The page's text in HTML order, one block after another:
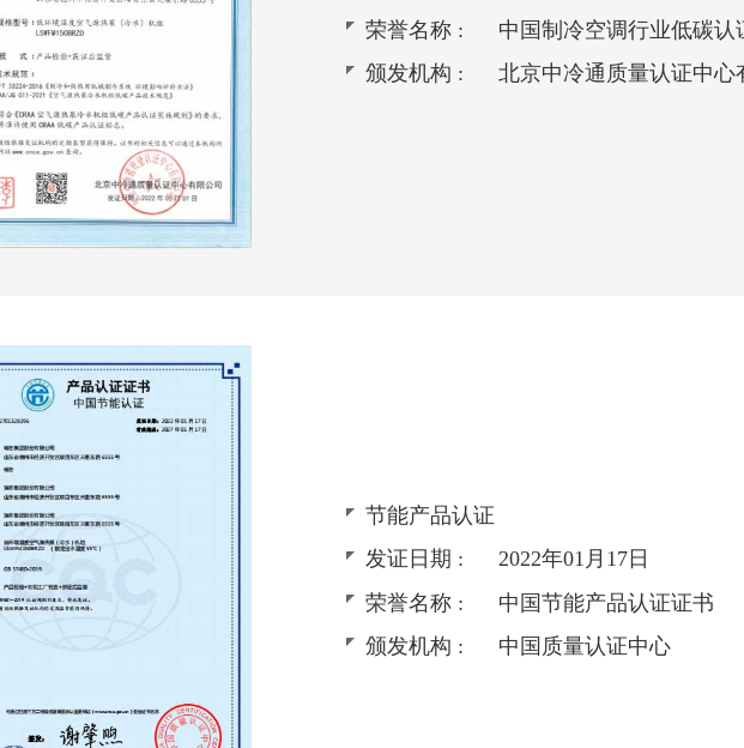
荣誉名称 :
中国制冷空调行业低碳认
颁发机构 :
北京中冷通质量认证中心
节能产品认证
发证日期 :
2022年01月17日
荣誉名称 :
中国节能产品认证证书
颁发机构 :
中国质量认证中心